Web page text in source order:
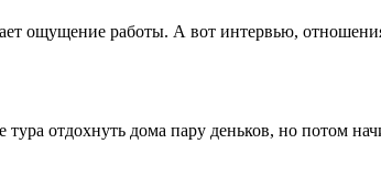
ощущение работы. А вот интервью,
отдохнуть дома пару деньков, но потом